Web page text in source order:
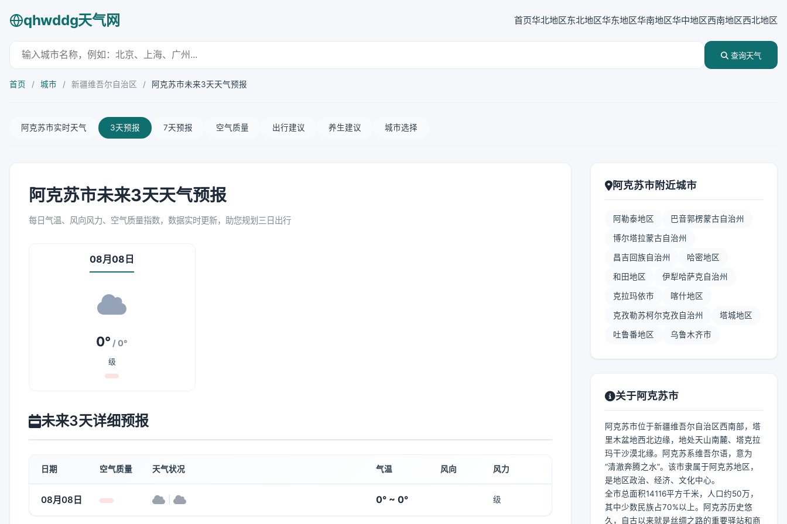
qhwddg天气网 首页华北地区东北地区华东地区华南地区华中地区西南地区西北地区
查询天气
首页 / 城市 / 新疆维吾尔自治区 / 阿克苏市未来3天天气预报
阿克苏市实时天气 3天预报 7天预报 空气质量 出行建议 养生建议 城市选择
阿克苏市未来3天天气预报
每日气温、风向风力、空气质量指数，数据实时更新，助您规划三日出行
08月08日
0° / 0°
级
未来3天详细预报
日期 空气质量 天气状况 气温 风向 风力
08月08日 0° ~ 0° 级
阿克苏市附近城市
阿勒泰地区 巴音郭楞蒙古自治州
博尔塔拉蒙古自治州
昌吉回族自治州 哈密地区
和田地区 伊犁哈萨克自治州
克拉玛依市 喀什地区
克孜勒苏柯尔克孜自治州 塔城地区
吐鲁番地区 乌鲁木齐市
关于阿克苏市
阿克苏市位于新疆维吾尔自治区西南部，塔
里木盆地西北边缘，地处天山南麓、塔克拉
玛干沙漠北缘。阿克苏系维吾尔语，意为
“清澈奔腾之水”。该市隶属于阿克苏地区，
是地区政治、经济、文化中心。
全市总面积14116平方千米，人口约50万，
其中少数民族占70%以上。阿克苏历史悠
久，自古以来就是丝绸之路的重要驿站和商